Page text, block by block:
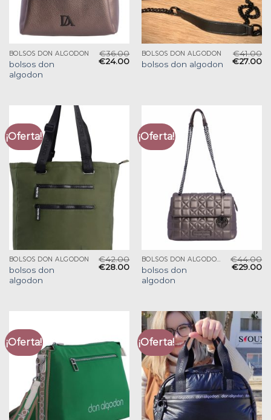
BOLSOS DON ALGODON
bolsos don
algodon
€36.00
€24.00
BOLSOS DON ALGODON
bolsos don algodon
€41.00
€27.00
¡Oferta!
BOLSOS DON ALGODON
bolsos don
algodon
€42.00
€28.00
¡Oferta!
BOLSOS DON ALGODON
bolsos don
algodon
€44.00
€29.00
¡Oferta! ¡Oferta!